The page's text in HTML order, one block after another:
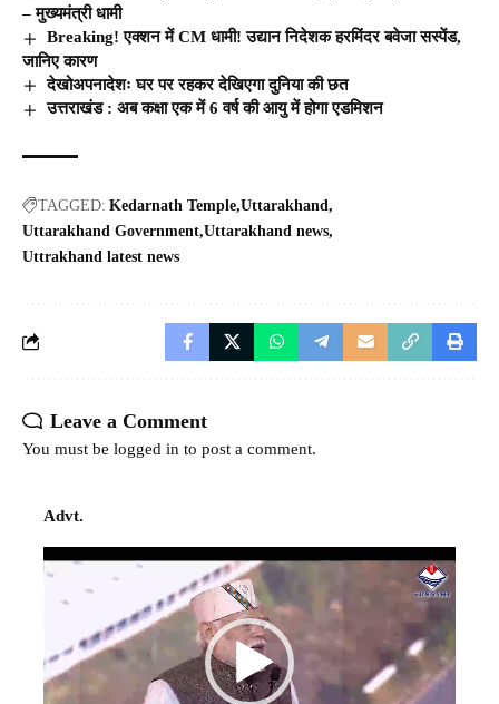
– मुख्यमंत्री धामी
Breaking! एक्शन में CM धामी! उद्यान निदेशक हरमिंदर बवेजा सस्पेंड,
जानिए कारण
देखोअपनादेशः घर पर रहकर देखिएगा दुनिया की छत
उत्तराखंड : अब कक्षा एक में 6 वर्ष की आयु में होगा एडमिशन
TAGGED: Kedarnath Temple Uttarakhand
Uttarakhand Government Uttarakhand news
Uttrakhand latest news
Leave a Comment
You must be logged in to post a comment.
Advt.
Video